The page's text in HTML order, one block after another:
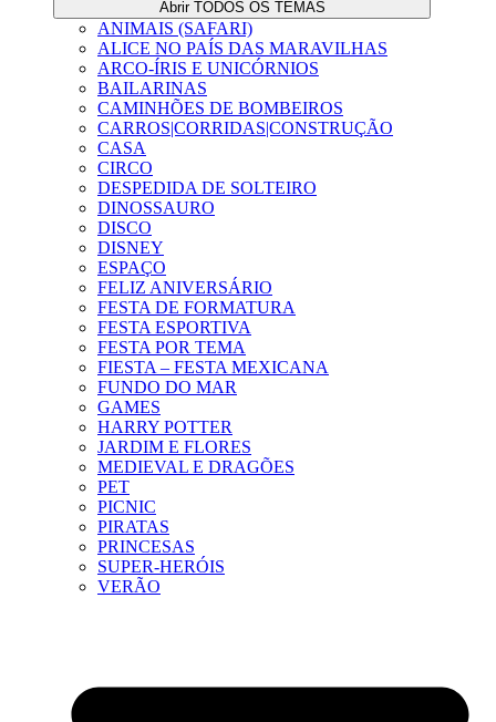
Abrir TODOS OS TEMAS
ANIMAIS (SAFARI)
ALICE NO PAÍS DAS MARAVILHAS
ARCO-ÍRIS E UNICÓRNIOS
BAILARINAS
CAMINHÕES DE BOMBEIROS
CARROS|CORRIDAS|CONSTRUÇÃO
CASA
CIRCO
DESPEDIDA DE SOLTEIRO
DINOSSAURO
DISCO
DISNEY
ESPAÇO
FELIZ ANIVERSÁRIO
FESTA DE FORMATURA
FESTA ESPORTIVA
FESTA POR TEMA
FIESTA – FESTA MEXICANA
FUNDO DO MAR
GAMES
HARRY POTTER
JARDIM E FLORES
MEDIEVAL E DRAGÕES
PET
PICNIC
PIRATAS
PRINCESAS
SUPER-HERÓIS
VERÃO